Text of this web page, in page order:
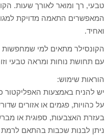
המאפשרים התאמה מדויקת
ואחיד.
הקונסילר מתאים למי שמחפשות
עם תחושת נוחות ומראה טבעי
הוראות שימוש:
יש להניח באמצעות האפליקטור
על כהויות, פגמים או אזורים
בעזרת האצבעות, ספוגית או
ניתן לבנות שכבות בהתאם לרמת